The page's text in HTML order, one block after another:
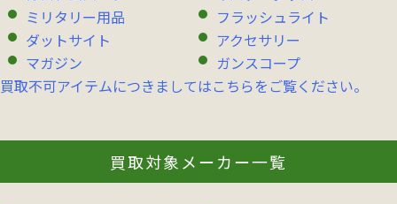
ミリタリー用品
フラッシュライト
ダットサイト
アクセサリー
マガジン
ガンスコープ
買取不可アイテムにつきましてはこちらをご覧ください。
買取対象メーカー一覧